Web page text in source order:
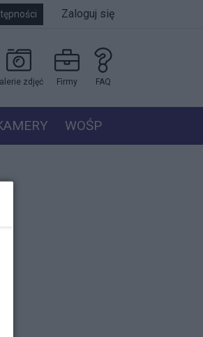
Zaloguj się
zdjęć Firmy FAQ
WOŚP